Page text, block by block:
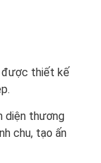
được thiết kế
diện thương
chu, tạo ấn